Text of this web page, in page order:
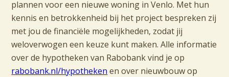
plannen voor een nieuwe woning in Venlo. Met hun
kennis en betrokkenheid bij het project bespreken zij
met jou de financiële mogelijkheden, zodat jij
weloverwogen een keuze kunt maken. Alle informatie
over de hypotheken van Rabobank vind je op
rabobank.nl/hypotheken en over nieuwbouw op